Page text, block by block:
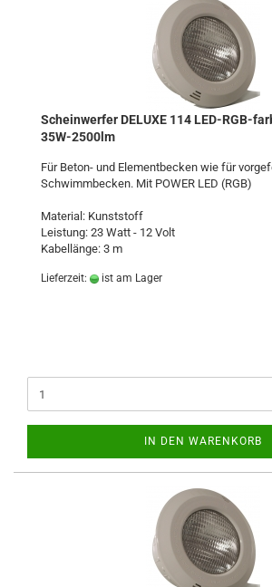
Scheinwerfer DELUXE 114 LED-RGB-
35W-2500lm
Für Beton- und Elementbecken wie für
Schwimmbecken. Mit POWER LED (RGB)
Material: Kunststoff
Leistung: 23 Watt - 12 Volt
Kabellänge: 3 m
Lieferzeit: ist am Lager
IN DEN WARENKORB